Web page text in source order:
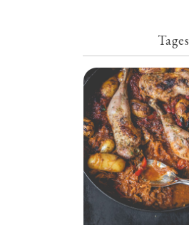
Geschmorte
Paprikakraut